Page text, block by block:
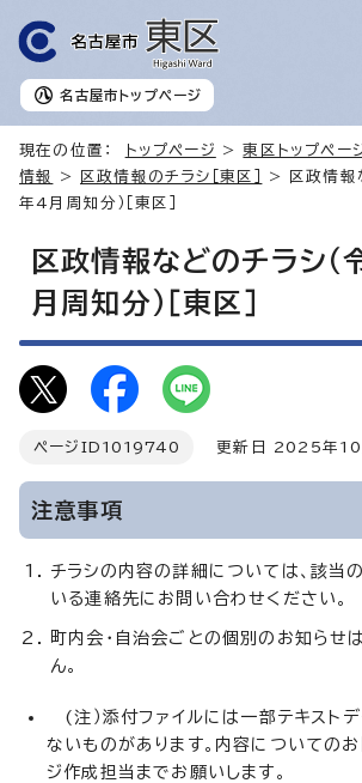
名古屋市 トップページ
現在の位置： トップページ > 東区トップペー
情報
> 区政情報のチラシ［東区］
> 区政情報
年4月周知分）［東区］
区政情報などのチラシ
月周知分）［東区］
ページID 1019740 更新日 2025年10
注意事項
チラシの内容の詳細については、該当
いる連絡先にお問い合わせください。
町内会・自治会ごとの個別のお知らせ
ん。
(注）添付ファイルには一部テキスト
ないものがあります。内容についての
ジ作成担当までお願いします。